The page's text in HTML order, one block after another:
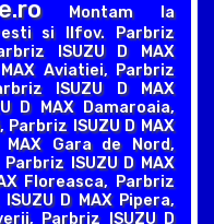
Montam la
si Ilfov. Parbriz
ISUZU D MAX
Aviatiei, Parbriz
ISUZU D MAX
D MAX Damaroaia,
Parbriz ISUZU D MAX
MAX Gara de Nord,
ISUZU D MAX
Floreasca, Parbriz
D MAX Pipera,
Parbriz ISUZU D